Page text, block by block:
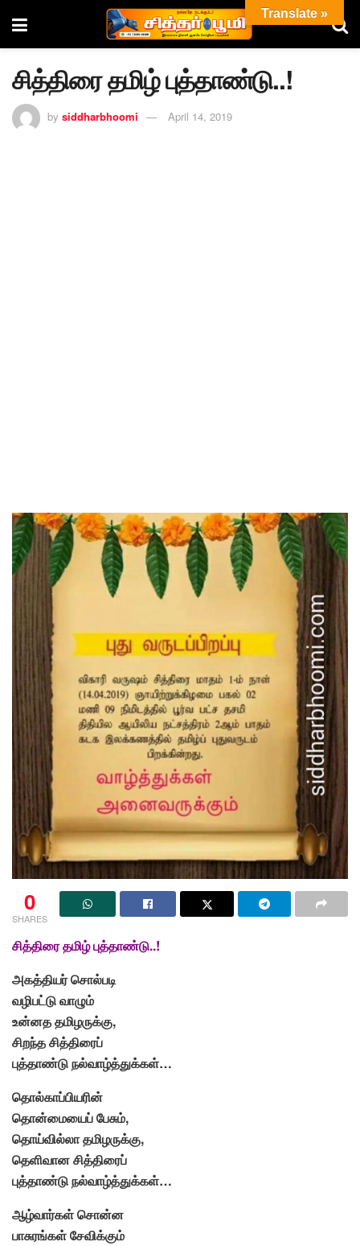
சித்திரை தமிழ் புத்தாண்டு..!
by siddharbhoomi April 14, 2019
0
SHARES
சித்திரை தமிழ் புத்தாண்டு..!
அகத்தியர் சொல்படி
வழிபட்டு வாழும்
உன்னத தமிழருக்கு,
சிறந்த சித்திரைப்
புத்தாண்டு நல்வாழ்த்துக்கள்…
தொல்காப்பியரின்
தொன்மையைப் பேசும்,
தொய்வில்லா தமிழருக்கு,
தெளிவான சித்திரைப்
புத்தாண்டு நல்வாழ்த்துக்கள்…
ஆழ்வார்கள் சொன்ன
பாசுரங்கள் சேவிக்கும்
Translate »